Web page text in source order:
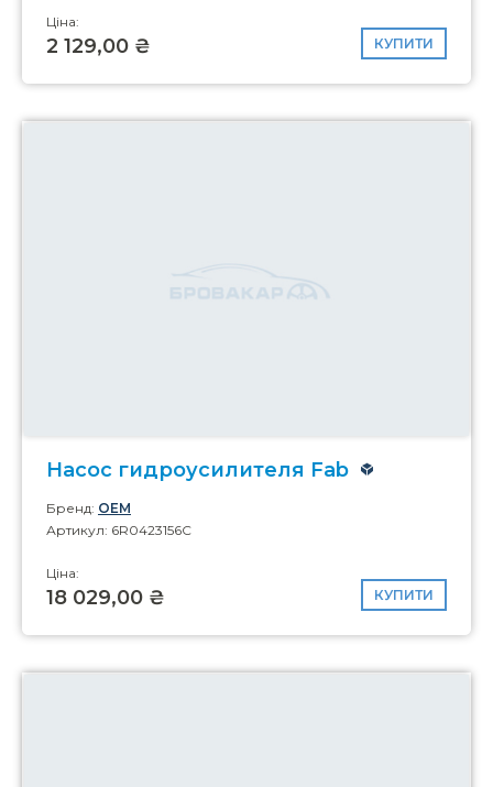
Ціна:
2 129,00 ₴ КУПИТИ
Насос гидроусилителя Fab
Бренд: OEM
Артикул: 6R0423156C
Ціна:
18 029,00 ₴ КУПИТИ